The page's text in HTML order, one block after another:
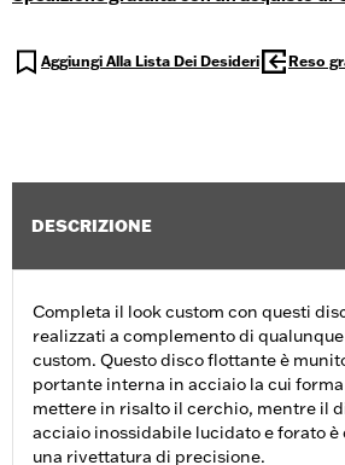
Aggiungi Alla Lista Dei Desideri Reso
DESCRIZIONE
Completa il look custom con questi
realizzati a complemento di
custom. Questo disco flottante è
portante interna in acciaio la cui
mettere in risalto il cerchio, mentre il
acciaio inossidabile lucidato e forato
una rivettatura di precisione.